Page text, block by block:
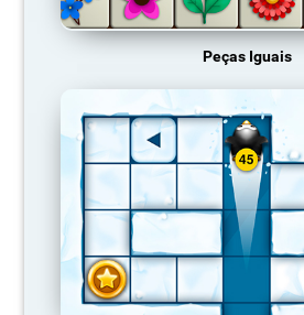
Peças Iguais